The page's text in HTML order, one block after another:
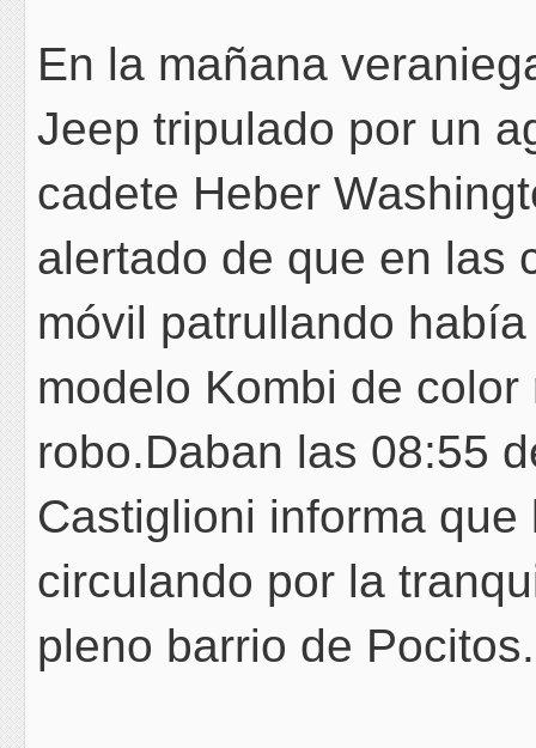
En la mañana
Jeep tripulado por un
cadete Heber
alertado de que en las
móvil patrullando
modelo Kombi de
robo.Daban las 08:55
Castiglioni informa
circulando por la
pleno barrio de Pocitos.